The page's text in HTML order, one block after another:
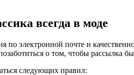
всегда в моде
по электронной почте и
о том, чтобы рассылка
следующих правил: